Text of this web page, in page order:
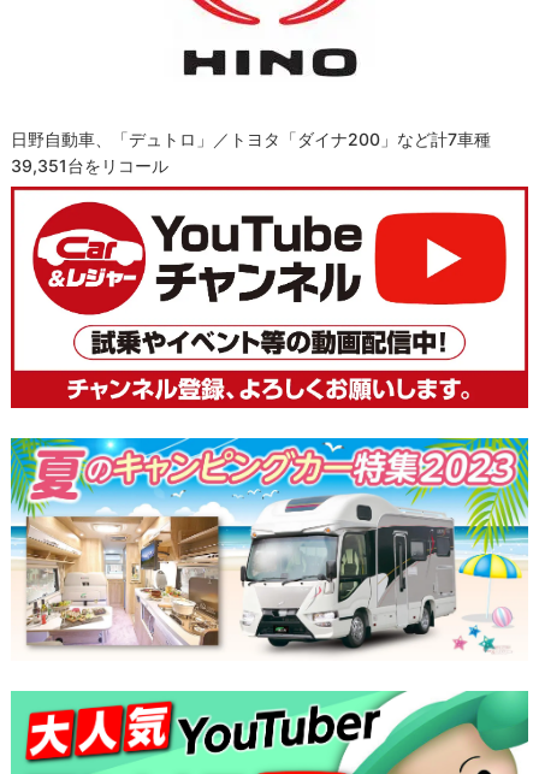
日野自動車、「デュトロ」／トヨタ「ダイナ200」など計7車種
39,351台をリコール